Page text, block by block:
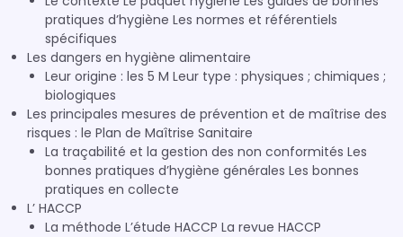
pratiques d’hygiène Les normes et référentiels
spécifiques
Les dangers en hygiène alimentaire
Leur origine : les 5 M Leur type : physiques ; chimiques ;
biologiques
Les principales mesures de prévention et de maîtrise des
risques : le Plan de Maîtrise Sanitaire
La traçabilité et la gestion des non conformités Les
bonnes pratiques d’hygiène générales Les bonnes
pratiques en collecte
L’ HACCP
La méthode L’étude HACCP La revue HACCP